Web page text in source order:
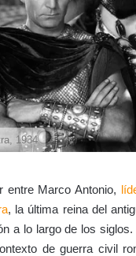
1934
entre Marco Antonio,
, la última reina del
a lo largo de los
de guerra civil